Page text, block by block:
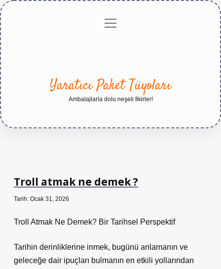
Gizlilikmenüyü
Yaratıcı Paket Tüyoları
Ambalajlarla dolu neşeli fikirler!
Troll atmak ne demek ?
Tarih: Ocak 31, 2026
Troll Atmak Ne Demek? Bir Tarihsel Perspektif
Tarihin derinliklerine inmek, bugünü anlamanın ve
geleceğe dair ipuçları bulmanın en etkili yollarından